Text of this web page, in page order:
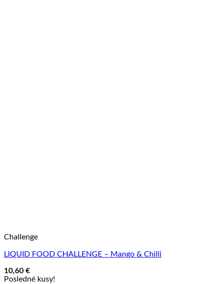
Challenge
LIQUID FOOD CHALLENGE – Mango & Chilli
10,60 €
Posledné kusy!